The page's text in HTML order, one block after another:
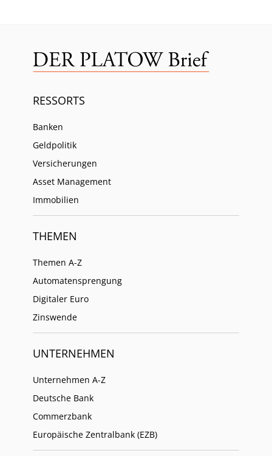
RESSORTS
Banken
Geldpolitik
Versicherungen
Asset Management
Immobilien
THEMEN
Themen A-Z
Automatensprengung
Digitaler Euro
Zinswende
UNTERNEHMEN
Unternehmen A-Z
Deutsche Bank
Commerzbank
Europäische Zentralbank (EZB)